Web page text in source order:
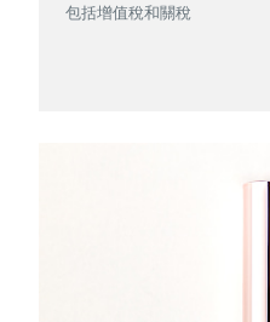
包括增值稅和關稅